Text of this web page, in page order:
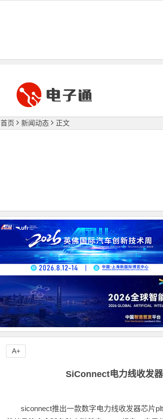
首页 新闻动态 正文
SiConnect电力线收发
siconnect推出一款数字电力线收发器芯片
A+